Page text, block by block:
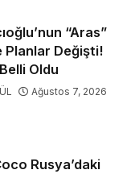
“Aras”
Planlar Değişti!
Oldu
Ağustos 7, 2026
Rusya’daki